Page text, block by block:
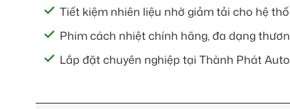
Tiết kiệm nhiên liệu nhờ giảm tải cho hệ
Phim cách nhiệt chính hãng, đa dạng
Lắp đặt chuyên nghiệp tại Thành Phát